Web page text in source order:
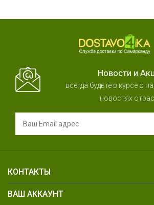
Новости и
всегда будьте в курсе о
новостях
КОНТАКТЫ
ВАШ АККАУНТ